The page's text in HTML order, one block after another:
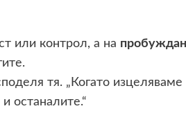
или контрол, а на
тя. „Когато изцеляваме
останалите.“